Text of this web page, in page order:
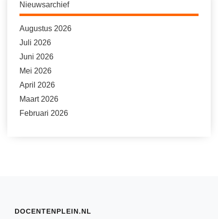
Nieuwsarchief
Augustus 2026
Juli 2026
Juni 2026
Mei 2026
April 2026
Maart 2026
Februari 2026
DOCENTENPLEIN.NL